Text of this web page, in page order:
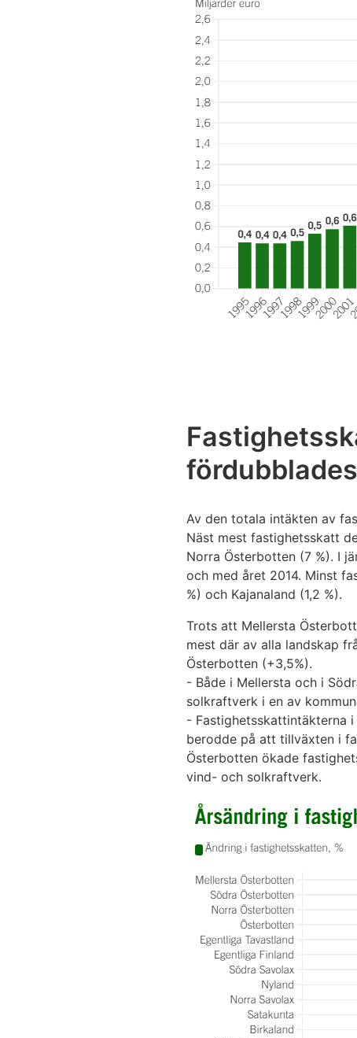
fördubblades
Av den totala intäkten av
Näst mest fastighetsskatt
Norra Österbotten (7 %). I
och med året 2014. Minst
%) och Kajanaland (1,2 %).
Trots att Mellersta
mest där av alla landskap
Österbotten (+3,5%).
- Både i Mellersta och i
solkraftverk i en av
- Fastighetsskattintäkterna
berodde på att tillväxten i
Österbotten ökade
vind- och solkraftverk.